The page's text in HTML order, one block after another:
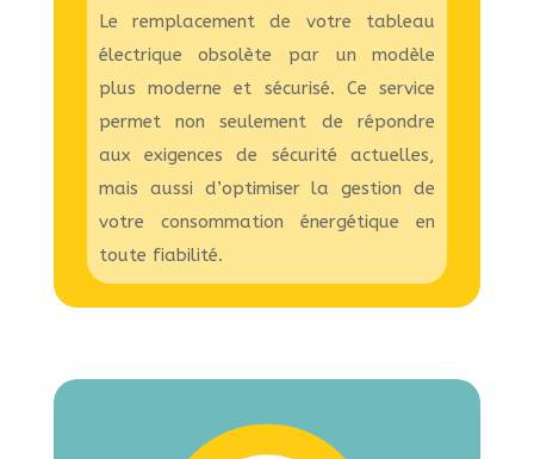
Le remplacement de votre tableau
électrique obsolète par un modèle
plus moderne et sécurisé. Ce service
permet non seulement de répondre
aux exigences de sécurité actuelles,
mais aussi d’optimiser la gestion de
votre consommation énergétique en
toute fiabilité.